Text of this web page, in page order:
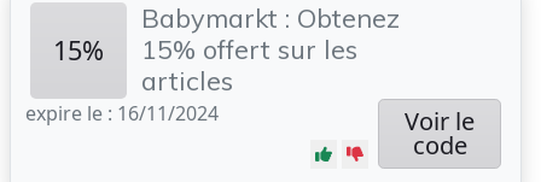
15%
Babymarkt : Obtenez
15% offert sur les
articles
expire le : 16/11/2024 Voir le
code